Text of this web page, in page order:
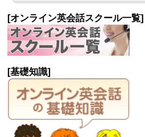
[オンライン英会話スクール一覧]
[基礎知識]